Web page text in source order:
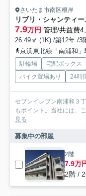
さいたま市南区根岸
リブリ・シャンティー
7.9万円 管理/共益費
26.49㎡ (1K) /築12年 /3
京浜東北線「南浦和
駐輪場 宅配ボックス
バイク置場あり
24時
セブンイレブン南浦和３
もポイント。当社には、
見る
募集中の部屋
2階
7.9万
2階 /